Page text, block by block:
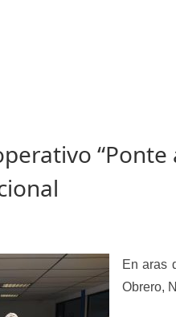
de Prestación de
para Conducir Cuarto
Carga, Motocicletas,
En aras
Obrero,